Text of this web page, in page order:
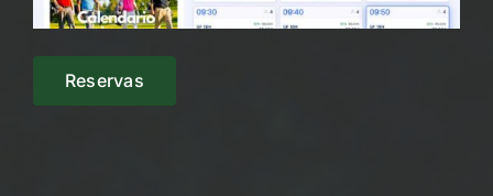
Reservas